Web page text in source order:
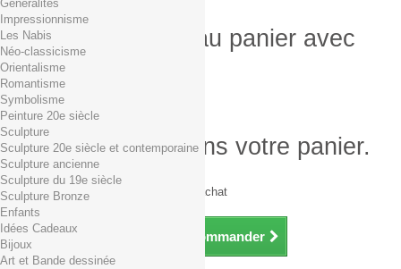
Produit ajouté au panier avec
succès
Quantité
Total
Il y a 1 produit dans votre panier.
Total produits TTC
Frais de port TTC
0,01€ dès 29€ d'achat
Total TTC
Continuer mes achats Commander
Généralités
Impressionnisme
Les Nabis
Néo-classicisme
Orientalisme
Romantisme
Symbolisme
Peinture 20e siècle
Sculpture
Sculpture 20e siècle et contemporaine
Sculpture ancienne
Sculpture du 19e siècle
Sculpture Bronze
Enfants
Idées Cadeaux
Bijoux
Art et Bande dessinée